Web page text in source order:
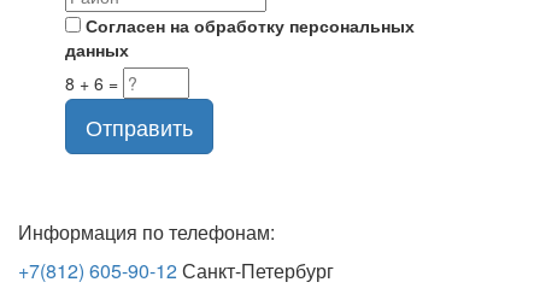
Согласен на обработку персональных
данных
8 + 6 =
Отправить
Информация по телефонам:
+7(812) 605-90-12Санкт-Петербург